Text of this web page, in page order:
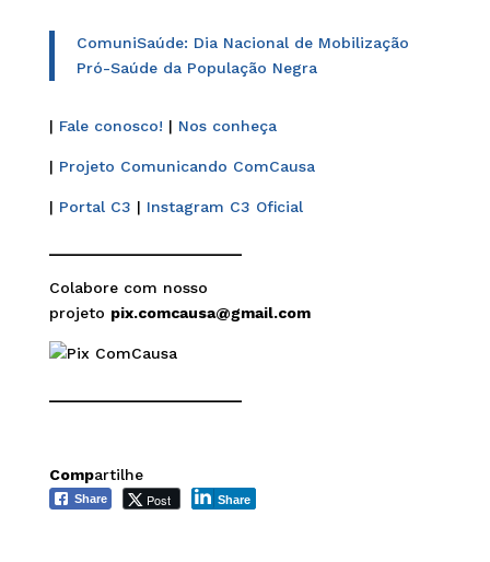
ComuniSaúde: Dia Nacional de Mobilização
Pró-Saúde da População Negra
| Fale conosco! | Nos conheça
| Projeto Comunicando ComCausa
| Portal C3 | Instagram C3 Oficial
Colabore com nosso
projeto pix.comcausa@gmail.com
Compartilhe
Share Post Share